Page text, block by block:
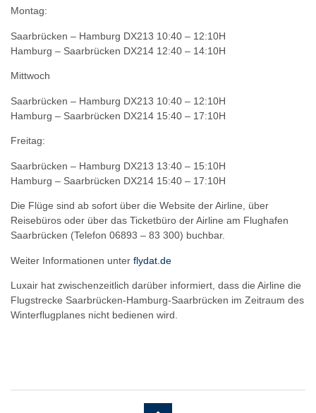
Montag:
Saarbrücken – Hamburg DX213 10:40 – 12:10H
Hamburg – Saarbrücken DX214 12:40 – 14:10H
Mittwoch
Saarbrücken – Hamburg DX213 10:40 – 12:10H
Hamburg – Saarbrücken DX214 15:40 – 17:10H
Freitag:
Saarbrücken – Hamburg DX213 13:40 – 15:10H
Hamburg – Saarbrücken DX214 15:40 – 17:10H
Die Flüge sind ab sofort über die Website der Airline, über
Reisebüros oder über das Ticketbüro der Airline am Flughafen
Saarbrücken (Telefon 06893 – 83 300) buchbar.
Weiter Informationen unter flydat.de
Luxair hat zwischenzeitlich darüber informiert, dass die Airline die
Flugstrecke Saarbrücken-Hamburg-Saarbrücken im Zeitraum des
Winterflugplanes nicht bedienen wird.